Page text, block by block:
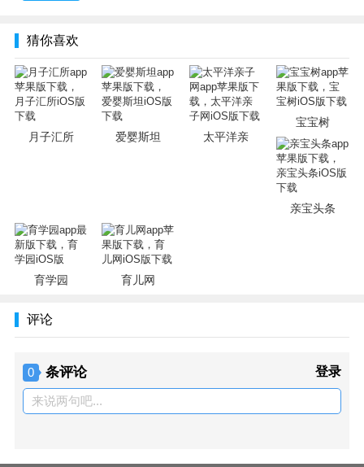
猜你喜欢
月子汇所 爱婴斯坦 太平洋亲
宝宝树
亲宝头条
育学园 育儿网
评论
0 条评论 登录
来说两句吧...